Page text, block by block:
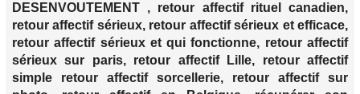
DESENVOUTEMENT , retour affectif rituel canadien,
retour affectif sérieux, retour affectif sérieux et efficace,
retour affectif sérieux et qui fonctionne, retour affectif
sérieux sur paris, retour affectif Lille, retour affectif
simple retour affectif sorcellerie, retour affectif sur